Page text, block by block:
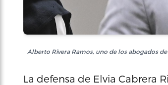
Alberto Rivera Ramos, uno de los abogados
La defensa de Elvia Cabrera